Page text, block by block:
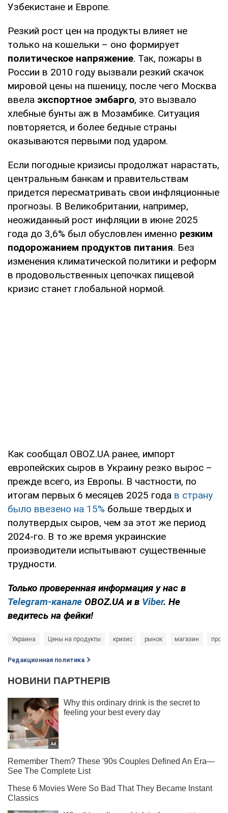
Узбекистане и Европе.
Резкий рост цен на продукты влияет не
только на кошельки – оно формирует
политическое напряжение. Так, пожары в
России в 2010 году вызвали резкий скачок
мировой цены на пшеницу, после чего Москва
ввела экспортное эмбарго, это вызвало
хлебные бунты аж в Мозамбике. Ситуация
повторяется, и более бедные страны
оказываются первыми под ударом.
Если погодные кризисы продолжат нарастать,
центральным банкам и правительствам
придется пересматривать свои инфляционные
прогнозы. В Великобритании, например,
неожиданный рост инфляции в июне 2025
года до 3,6% был обусловлен именно резким
подорожанием продуктов питания. Без
изменения климатической политики и реформ
в продовольственных цепочках пищевой
кризис станет глобальной нормой.
Как сообщал OBOZ.UA ранее, импорт
европейских сыров в Украину резко вырос –
прежде всего, из Европы. В частности, по
итогам первых 6 месяцев 2025 года в страну
было ввезено на 15% больше твердых и
полутвердых сыров, чем за этот же период
2024-го. В то же время украинские
производители испытывают существенные
трудности.
Только проверенная информация у нас в
Telegram-канале OBOZ.UA и в Viber. Не
ведитесь на фейки!
Украина Цены на продукты кризис рынок магазин
Редакционная политика